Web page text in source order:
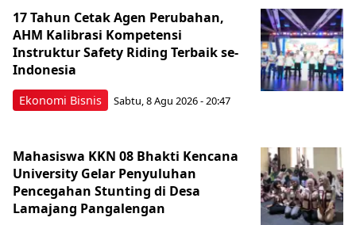
Ekonomi Bisnis
17 Tahun Cetak Agen Perubahan,
AHM Kalibrasi Kompetensi
Instruktur Safety Riding Terbaik se-
Indonesia
Sabtu, 8 Agu 2026 - 20:47
Mahasiswa KKN 08 Bhakti Kencana
University Gelar Penyuluhan
Pencegahan Stunting di Desa
Lamajang Pangalengan